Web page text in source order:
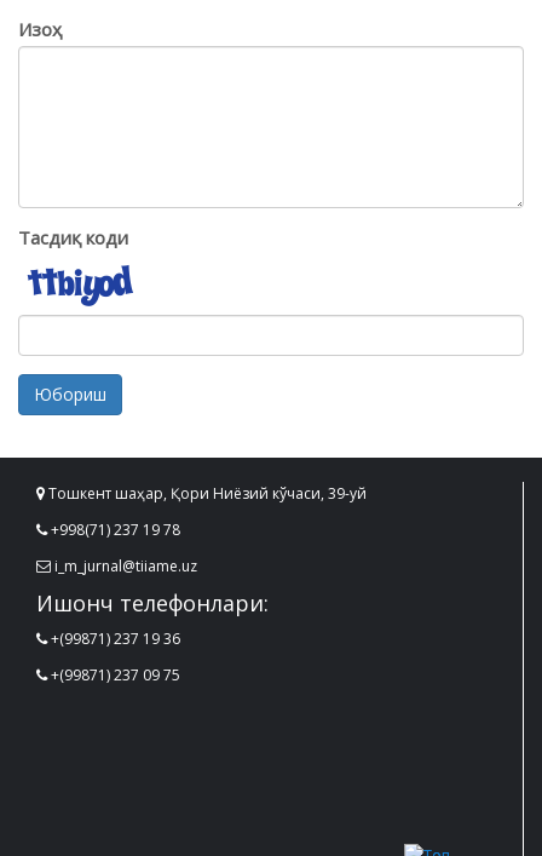
Изоҳ
Тасдиқ коди
Юбориш
Тошкент шаҳар, Қори Ниёзий кўчаси, 39-уй
+998(71) 237 19 78
i_m_jurnal@tiiame.uz
Ишонч телефонлари:
+(99871) 237 19 36
+(99871) 237 09 75